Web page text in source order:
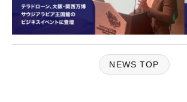
NEWS TOP